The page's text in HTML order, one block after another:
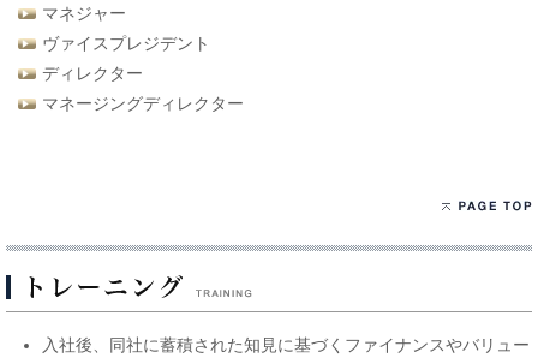
マネジャー
ヴァイスプレジデント
ディレクター
マネージングディレクター
入社後、同社に蓄積された知見に基づくファイナンスやバリュー